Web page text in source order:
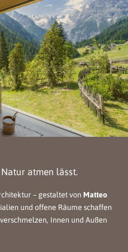
atmen lässt.
– gestaltet von Matteo
und offene Räume schaffen
Innen und Außen